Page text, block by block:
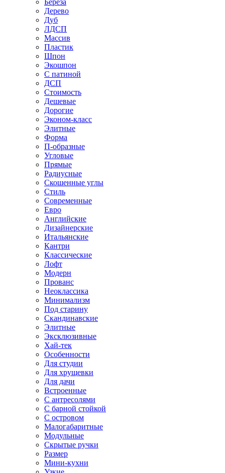
Береза
Дерево
Дуб
ЛДСП
Массив
Пластик
Шпон
Экошпон
С патиной
ДСП
Стоимость
Дешевые
Дорогие
Эконом-класс
Элитные
Форма
П-образные
Угловые
Прямые
Радиусные
Скошенные углы
Стиль
Современные
Евро
Английские
Дизайнерские
Итальянские
Кантри
Классические
Лофт
Модерн
Прованс
Неоклассика
Минимализм
Под старину
Скандинавские
Элитные
Эксклюзивные
Хай-тек
Особенности
Для студии
Для хрущевки
Для дачи
Встроенные
С антресолями
С барной стойкой
С островом
Малогабаритные
Модульные
Скрытые ручки
Размер
Мини-кухни